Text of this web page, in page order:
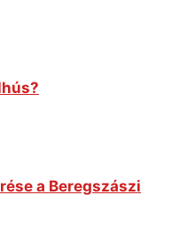
a Beregszászi